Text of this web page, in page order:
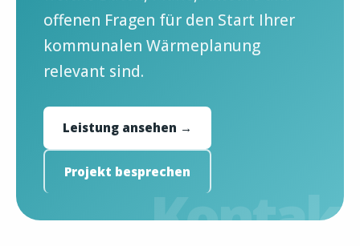
offenen Fragen für den Start Ihrer
kommunalen Wärmeplanung
relevant sind.
Leistung ansehen →
Projekt besprechen